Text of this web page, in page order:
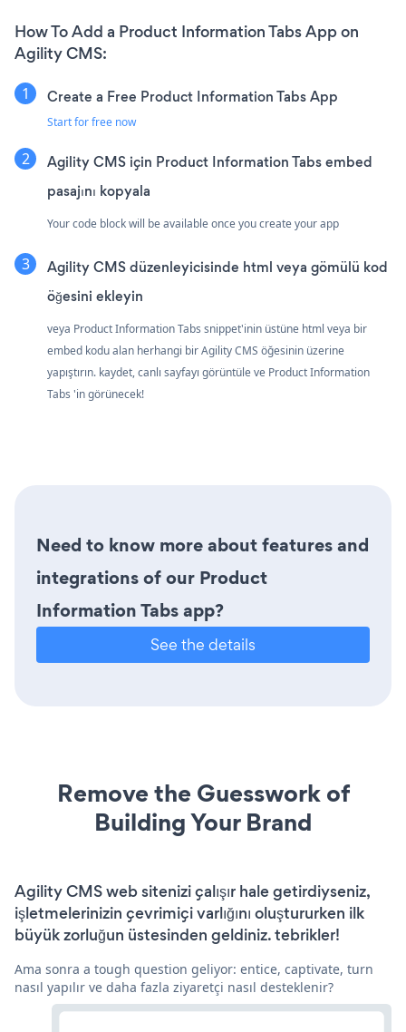
How To Add a Product Information Tabs App on
Agility CMS:
Create a Free Product Information Tabs App
Start for free now
Agility CMS için Product Information Tabs embed
pasajını kopyala
Your code block will be available once you create your app
Agility CMS düzenleyicisinde html veya gömülü kod
öğesini ekleyin
veya Product Information Tabs snippet'inin üstüne html veya bir
embed kodu alan herhangi bir Agility CMS öğesinin üzerine
yapıştırın. kaydet, canlı sayfayı görüntüle ve Product Information
Tabs 'in görünecek!
Need to know more about features and
integrations of our Product
Information Tabs app?
See the details
Remove the Guesswork of
Building Your Brand
Agility CMS web sitenizi çalışır hale getirdiyseniz,
işletmelerinizin çevrimiçi varlığını oluştururken ilk
büyük zorluğun üstesinden geldiniz. tebrikler!
Ama sonra a tough question geliyor: entice, captivate, turn
nasıl yapılır ve daha fazla ziyaretçi nasıl desteklenir?